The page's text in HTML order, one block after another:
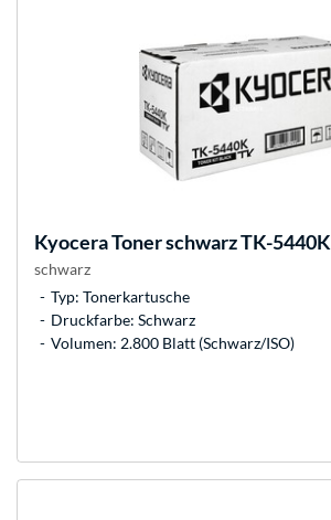
KyoceraToner schwarz TK-5440K
schwarz
Typ: Tonerkartusche
Druckfarbe: Schwarz
Volumen: 2.800 Blatt (Schwarz/ISO)